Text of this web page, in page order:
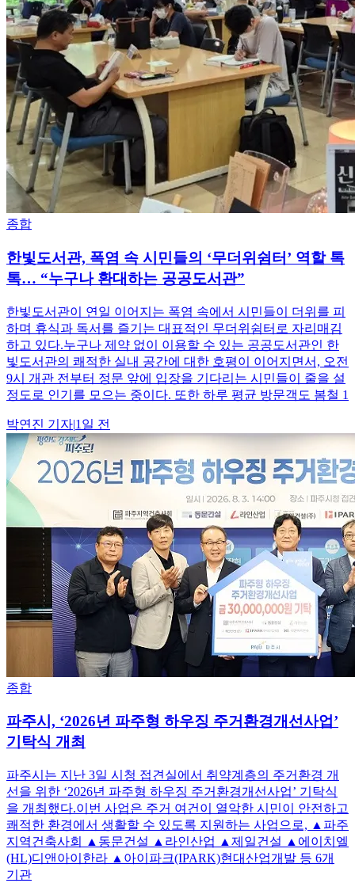
종합
한빛도서관, 폭염 속 시민들의 ‘무더위쉼터’ 역할 톡
톡… “누구나 환대하는 공공도서관”
한빛도서관이 연일 이어지는 폭염 속에서 시민들이 더위를 피
하며 휴식과 독서를 즐기는 대표적인 무더위쉼터로 자리매김
하고 있다.누구나 제약 없이 이용할 수 있는 공공도서관인 한
빛도서관의 쾌적한 실내 공간에 대한 호평이 이어지면서, 오전
9시 개관 전부터 정문 앞에 입장을 기다리는 시민들이 줄을 설
정도로 인기를 모으는 중이다. 또한 하루 평균 방문객도 봄철 1
박연진 기자|1일 전
종합
파주시, ‘2026년 파주형 하우징 주거환경개선사업’
기탁식 개최
파주시는 지난 3일 시청 접견실에서 취약계층의 주거환경 개
선을 위한 ‘2026년 파주형 하우징 주거환경개선사업’ 기탁식
을 개최했다.이번 사업은 주거 여건이 열악한 시민이 안전하고
쾌적한 환경에서 생활할 수 있도록 지원하는 사업으로, ▲파주
지역건축사회 ▲동문건설 ▲라인산업 ▲제일건설 ▲에이치엘
(HL)디앤아이한라 ▲아이파크(IPARK)현대산업개발 등 6개
기관